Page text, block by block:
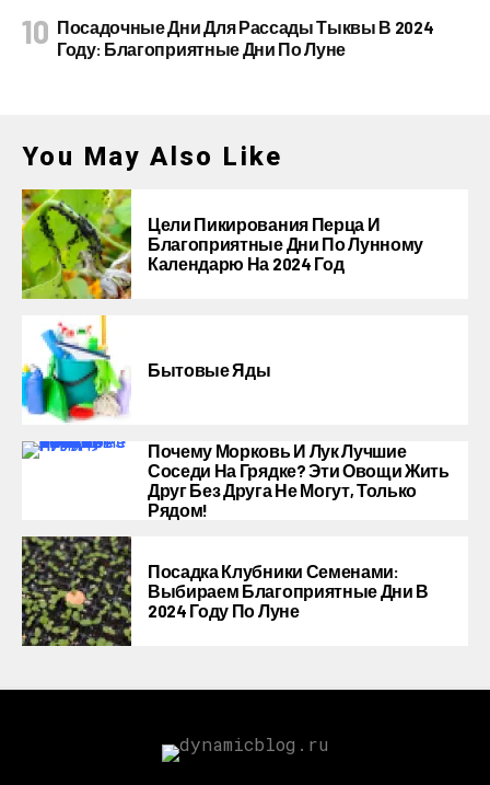
Посадочные Дни Для Рассады Тыквы В 2024
Году: Благоприятные Дни По Луне
You May Also Like
Цели Пикирования Перца И
Благоприятные Дни По Лунному
Календарю На 2024 Год
Бытовые Яды
Почему Морковь И Лук Лучшие
Соседи На Грядке? Эти Овощи Жить
Друг Без Друга Не Могут, Только
Рядом!
Посадка Клубники Семенами:
Выбираем Благоприятные Дни В
2024 Году По Луне